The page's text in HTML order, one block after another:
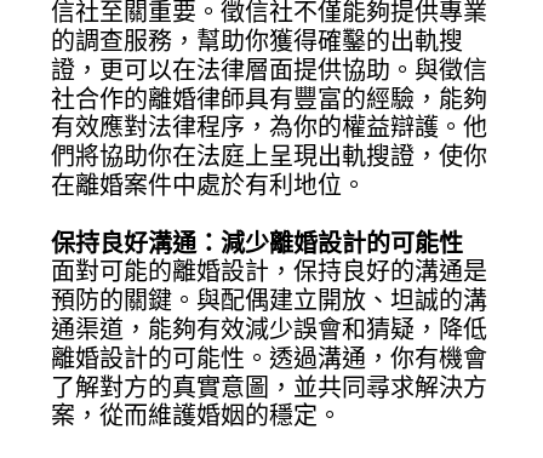
信社至關重要。徵信社不僅能夠提供專業
的調查服務，幫助你獲得確鑿的出軌搜
證，更可以在法律層面提供協助。與徵信
社合作的離婚律師具有豐富的經驗，能夠
有效應對法律程序，為你的權益辯護。他
們將協助你在法庭上呈現出軌搜證，使你
在離婚案件中處於有利地位。
保持良好溝通：減少離婚設計的可能性
面對可能的離婚設計，保持良好的溝通是
預防的關鍵。與配偶建立開放、坦誠的溝
通渠道，能夠有效減少誤會和猜疑，降低
離婚設計的可能性。透過溝通，你有機會
了解對方的真實意圖，並共同尋求解決方
案，從而維護婚姻的穩定。